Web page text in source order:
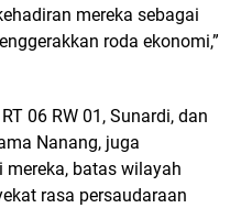
mereka sebagai
roda ekonomi,”
06 RW 01, Sunardi, dan
Nanang, juga
batas wilayah
rasa persaudaraan